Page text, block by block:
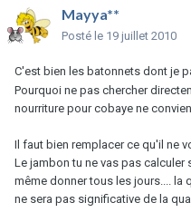
Mayya**
Posté le 19 juillet 2010
C'est bien les batonnets dont je
Pourquoi ne pas chercher
nourriture pour cobaye ne
Il faut bien remplacer ce qu'il ne
Le jambon tu ne vas pas
même donner tous les jours.... la
ne sera pas significative de la